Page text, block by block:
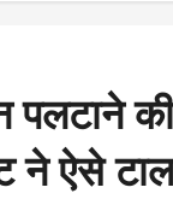
पलटाने
ऐसे